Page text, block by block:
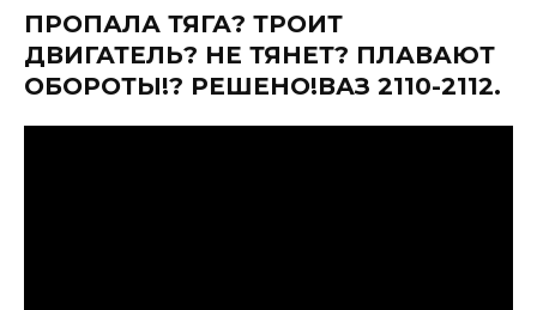
ПРОПАЛА ТЯГА? ТРОИТ
ДВИГАТЕЛЬ? НЕ ТЯНЕТ? ПЛАВАЮТ
ОБОРОТЫ!? РЕШЕНО!ВАЗ 2110-2112.